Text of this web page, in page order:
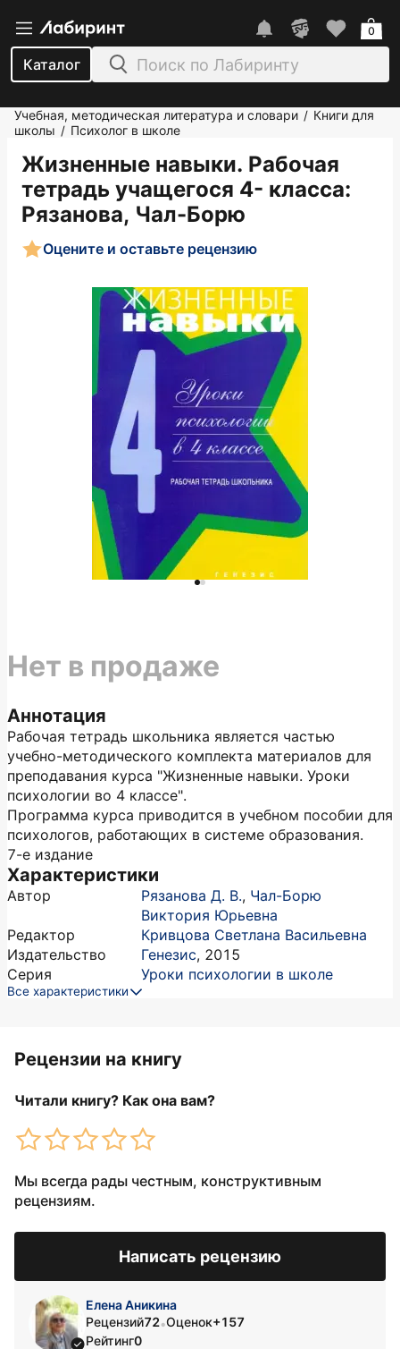
Каталог
0
Учебная, методическая литература и словари / Книги для
школы / Психолог в школе
Жизненные навыки. Рабочая
тетрадь учащегося 4- класса:
Рязанова, Чал-Борю
Оцените и оставьте рецензию
Аннотация
Рабочая тетрадь школьника является частью
учебно-методического комплекта материалов для
преподавания курса "Жизненные навыки. Уроки
психологии во 4 классе".
Программа курса приводится в учебном пособии для
психологов, работающих в системе образования.
7-е издание
Характеристики
Автор Рязанова Д. В., Чал-Борю
Виктория Юрьевна
Редактор
Кривцова Светлана Васильевна
Издательство
Генезис, 2015
Серия
Уроки психологии в школе
Все характеристики
Нет в продаже
Рецензии на книгу
Читали книгу? Как она вам?
Мы всегда рады честным, конструктивным
рецензиям.
Написать рецензию
Елена Аникина
Рецензий72•Оценок+157
Рейтинг0